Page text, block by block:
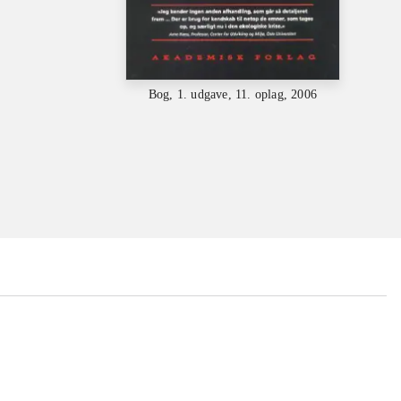
Bog, 1. udgave, 11. oplag, 2006